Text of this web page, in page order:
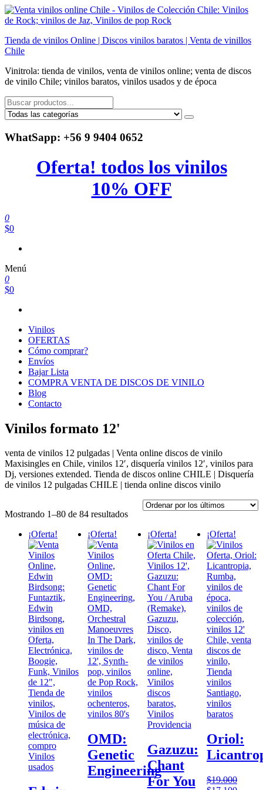
Saltar
al
Tienda de vinilos Online | Discos vinilos baratos | Venta de vinillos
Chile
Vinitrola: tienda de vinilos, venta de vinilos online; venta de discos
de vinilo Chile; vinilos baratos, vinilos usados y de época
WhatSapp: +56 9 9404 0652
Oferta! todos los vinilos
10% OFF
0
$0
Menú
0
$0
Vinilos
OFERTAS
Cómo comprar?
Envíos
Bajar Lista
COMPRA VENTA DE DISCOS DE VINILO
Blog
Contacto
Vinilos formato 12'
venta de vinilos 12 pulgadas | Venta online discos de vinilo
Maxisingles en Chile, vinilos 12′, disquería vinilos 12′, vinilos para
Dj, versiones extended. Tienda de discos online CHILE | Disquería
de vinilos 12 pulgadas CHILE | tienda online discos vinilo
Mostrando 1–80 de 84 resultadosOrdenado
últimos
¡Oferta! ¡Oferta!
OMD:
Genetic
Engineering
¡Oferta!
Gazuzu:
Chant
For You
¡Oferta!
Oriol:
$19.000